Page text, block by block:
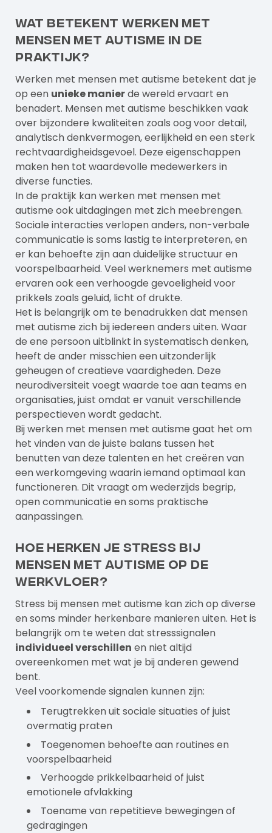
Wat betekent werken met
mensen met autisme in de
praktijk?
Werken met mensen met autisme betekent dat je
op een unieke manierde wereld ervaart en
benadert. Mensen met autisme beschikken vaak
over bijzondere kwaliteiten zoals oog voor detail,
analytisch denkvermogen, eerlijkheid en een sterk
rechtvaardigheidsgevoel. Deze eigenschappen
maken hen tot waardevolle medewerkers in
diverse functies.
In de praktijk kan werken met mensen met
autisme ook uitdagingen met zich meebrengen.
Sociale interacties verlopen anders, non-verbale
communicatie is soms lastig te interpreteren, en
er kan behoefte zijn aan duidelijke structuur en
voorspelbaarheid. Veel werknemers met autisme
ervaren ook een verhoogde gevoeligheid voor
prikkels zoals geluid, licht of drukte.
Het is belangrijk om te benadrukken dat mensen
met autisme zich bij iedereen anders uiten. Waar
de ene persoon uitblinkt in systematisch denken,
heeft de ander misschien een uitzonderlijk
geheugen of creatieve vaardigheden. Deze
neurodiversiteit voegt waarde toe aan teams en
organisaties, juist omdat er vanuit verschillende
perspectieven wordt gedacht.
Bij werken met mensen met autisme gaat het om
het vinden van de juiste balans tussen het
benutten van deze talenten en het creëren van
een werkomgeving waarin iemand optimaal kan
functioneren. Dit vraagt om wederzijds begrip,
open communicatie en soms praktische
aanpassingen.
Hoe herken je stress bij
mensen met autisme op de
werkvloer?
Stress bij mensen met autisme kan zich op diverse
en soms minder herkenbare manieren uiten. Het is
belangrijk om te weten dat stresssignalen
individueel verschillen en niet altijd
overeenkomen met wat je bij anderen gewend
bent.
Veel voorkomende signalen kunnen zijn:
Terugtrekken uit sociale situaties of juist
overmatig praten
Toegenomen behoefte aan routines en
voorspelbaarheid
Verhoogde prikkelbaarheid of juist
emotionele afvlakking
Toename van repetitieve bewegingen of
gedragingen